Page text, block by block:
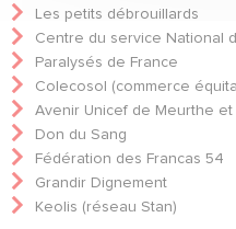
Les petits débrouillards
Centre du service National
Paralysés de France
Colecosol (commerce
Avenir Unicef de Meurthe et
Don du Sang
Fédération des Francas 54
Grandir Dignement
Keolis (réseau Stan)